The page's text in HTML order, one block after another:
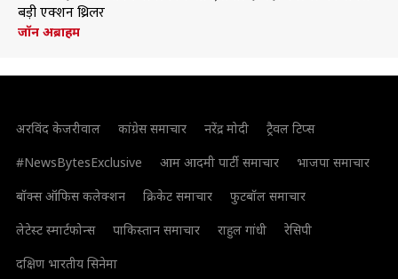
बड़ी एक्शन थ्रिलर
जॉन अब्राहम
अरविंद केजरीवाल कांग्रेस समाचार नरेंद्र मोदी
ट्रैवल टिप्स
#NewsBytesExclusive
आम आदमी पार्टी समाचार
भाजपा समाचार
बॉक्स ऑफिस कलेक्शन
क्रिकेट समाचार
फुटबॉल समाचार
लेटेस्ट स्मार्टफोन्स
पाकिस्तान समाचार राहुल गांधी
रेसिपी
दक्षिण भारतीय सिनेमा